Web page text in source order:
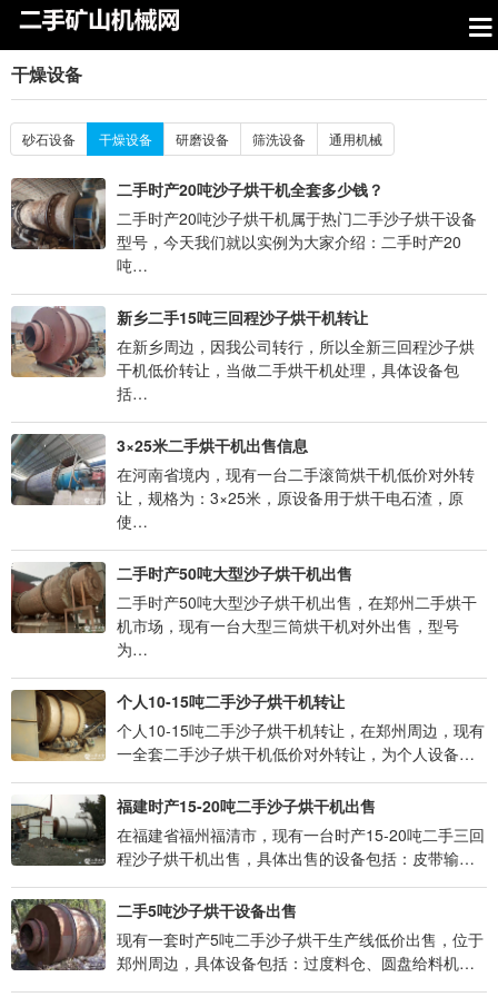
干燥设备
砂石设备 干燥设备 研磨设备 筛洗设备 通用机械
二手时产20吨沙子烘干机全套多少钱？
二手时产20吨沙子烘干机属于热门二手沙子烘干设备
型号，今天我们就以实例为大家介绍：二手时产20
吨…
新乡二手15吨三回程沙子烘干机转让
在新乡周边，因我公司转行，所以全新三回程沙子烘
干机低价转让，当做二手烘干机处理，具体设备包
括…
3×25米二手烘干机出售信息
在河南省境内，现有一台二手滚筒烘干机低价对外转
让，规格为：3×25米，原设备用于烘干电石渣，原
使…
二手时产50吨大型沙子烘干机出售
二手时产50吨大型沙子烘干机出售，在郑州二手烘干
机市场，现有一台大型三筒烘干机对外出售，型号
为…
个人10-15吨二手沙子烘干机转让
个人10-15吨二手沙子烘干机转让，在郑州周边，现有
一全套二手沙子烘干机低价对外转让，为个人设备…
福建时产15-20吨二手沙子烘干机出售
在福建省福州福清市，现有一台时产15-20吨二手三回
程沙子烘干机出售，具体出售的设备包括：皮带输…
二手5吨沙子烘干设备出售
现有一套时产5吨二手沙子烘干生产线低价出售，位于
郑州周边，具体设备包括：过度料仓、圆盘给料机…